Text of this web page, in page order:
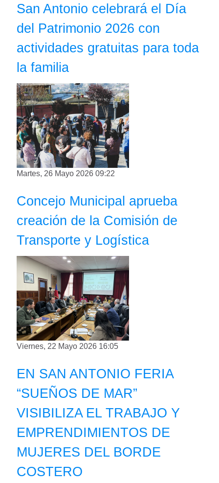
San Antonio celebrará el Día
del Patrimonio 2026 con
actividades gratuitas para toda
la familia
Martes, 26 Mayo 2026 09:22
Concejo Municipal aprueba
creación de la Comisión de
Transporte y Logística
Viernes, 22 Mayo 2026 16:05
EN SAN ANTONIO FERIA
“SUEÑOS DE MAR”
VISIBILIZA EL TRABAJO Y
EMPRENDIMIENTOS DE
MUJERES DEL BORDE
COSTERO